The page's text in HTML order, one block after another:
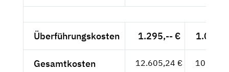
Überführungskosten 1.295,-- €
Gesamtkosten 12.605,24 €